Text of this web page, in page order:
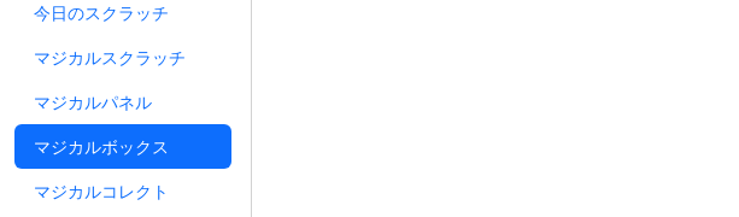
今日のスクラッチ
マジカルスクラッチ
マジカルパネル
マジカルボックス
マジカルコレクト